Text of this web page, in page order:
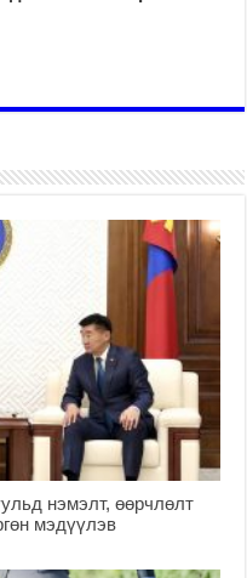
нэмэлт, өөрчлөлт
мэдүүлэв